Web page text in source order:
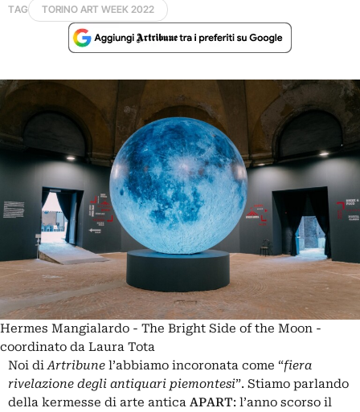
TAG TORINO ART WEEK 2022
Hermes Mangialardo - The Bright Side of the Moon -
coordinato da Laura Tota
Noi diArtribune l’abbiamo incoronata come “fiera
rivelazione degli antiquari piemontesi”. Stiamo parlando
della kermesse di arte antica APART: l’anno scorso il